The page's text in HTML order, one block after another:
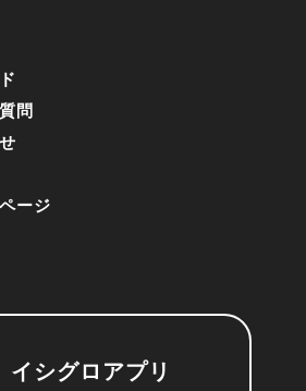
問
ージ
イシグロアプリ